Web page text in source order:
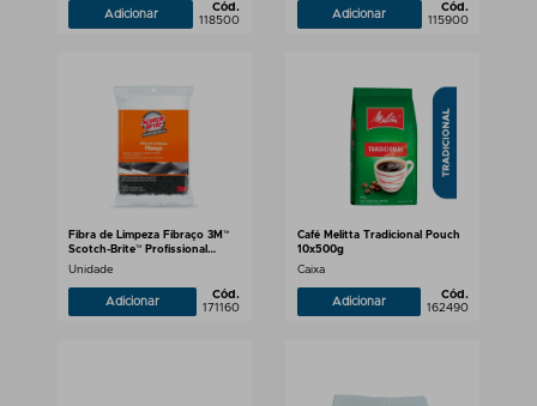
Adicionar
Cód.
118500
Adicionar
Cód.
115900
Fibra de Limpeza Fibraço 3M™
Scotch-Brite™ Profissional
87x15mm - 5 Unidades
Unidade
Adicionar
Cód.
171160
Café Melitta Tradicional Pouch
10x500g
Caixa
Adicionar
Cód.
162490